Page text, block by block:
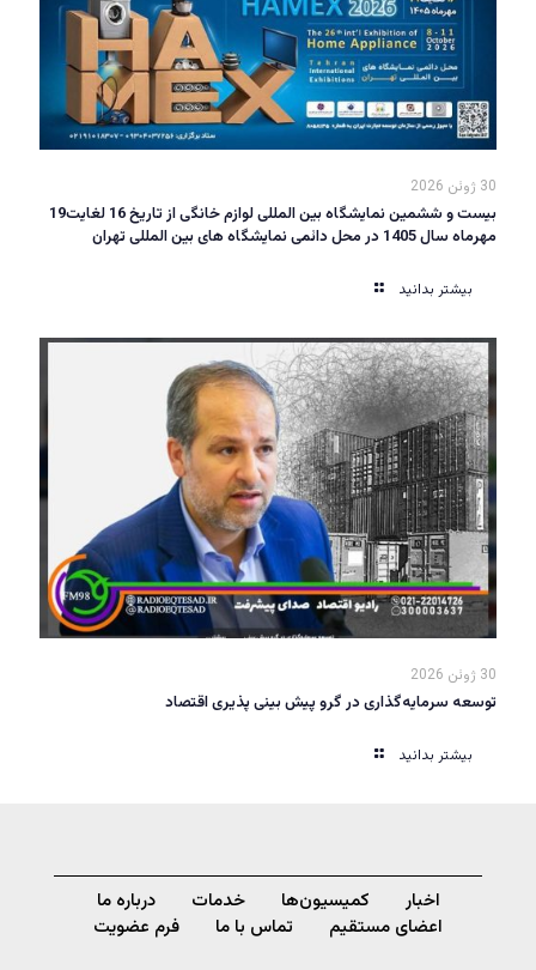
30 ژوئن 2026
بیست و ششمین نمایشگاه بین المللی لوازم خانگی از تاریخ 16 لغایت19
مهرماه سال 1405 در محل دائمی نمایشگاه های بین المللی تهران
بیشتر بدانید
30 ژوئن 2026
توسعه سرمایه‌گذاری در گرو پیش بینی پذیری اقتصاد
بیشتر بدانید
اخبار کمیسیون‌ها خدمات
درباره ما
اعضای مستقیم
تماس با ما فرم عضویت